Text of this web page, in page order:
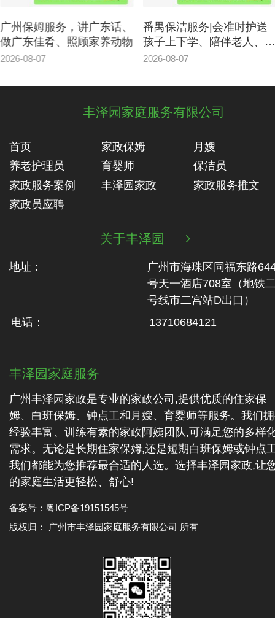
广州保姆服务，讲广东话、
做广东佳肴、照顾家养动物
2026-08-07
番禺保洁服务|会准时护送
孩子上下学、陪伴老人、讲
粤语
2026-08-07
丰泽园家庭服务有限公司
首页 家政保姆
月嫂
养老护理员
育婴师
保洁员
家政服务案例
丰泽园家政
家政服务推文
家政员应聘
关于丰泽园 
地址：
广州市海珠区同福东路
号天一酒店708室（地铁‬
号线市二‬宫站D出口）
电话：
13710684121
丰泽园家庭服务
广州丰泽园家政是专业的家政公司,提供优质的住家保
姆、白班保姆、钟点工和月嫂、育婴师等服务。我们
经验丰富、训练有素的家政阿姨团队,可满足您的多样
需求。无论是长期住家保姆,还是短期白班保姆或钟点
我们都能为您推荐最合适的人选。选择丰泽园家政,让
的家庭生活更轻松、舒心!
备案号： 粤ICP备19151545号
版权归： 广州市丰泽园家庭服务有限公司 所有